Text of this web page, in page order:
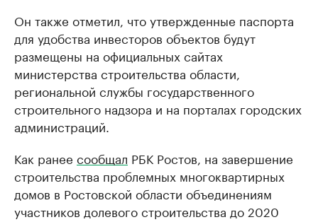
Он также отметил, что утвержденные паспорта
для удобства инвесторов объектов будут
размещены на официальных сайтах
министерства строительства области,
региональной службы государственного
строительного надзора и на порталах городских
администраций.
Как ранее сообщал РБК Ростов, на завершение
строительства проблемных многоквартирных
домов в Ростовской области объединениям
участников долевого строительства до 2020